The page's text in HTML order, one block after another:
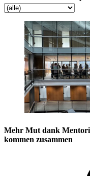
Mehr Mut dank
kommen zusammen